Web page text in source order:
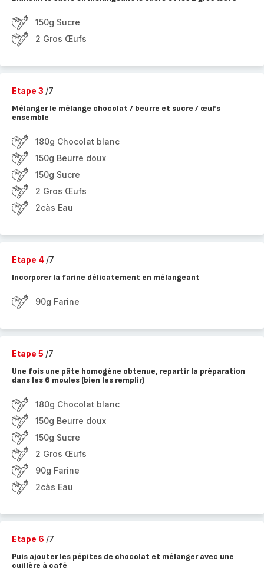
150g Sucre
2 Gros Œufs
Etape 3 /7
Mélanger le mélange chocolat / beurre et sucre / œufs
ensemble
180g Chocolat blanc
150g Beurre doux
150g Sucre
2 Gros Œufs
2càs Eau
Etape 4 /7
Incorporer la farine délicatement en mélangeant
90g Farine
Etape 5 /7
Une fois une pâte homogène obtenue, repartir la préparation
dans les 6 moules (bien les remplir)
180g Chocolat blanc
150g Beurre doux
150g Sucre
2 Gros Œufs
90g Farine
2càs Eau
Etape 6 /7
Puis ajouter les pépites de chocolat et mélanger avec une
cuillère à café